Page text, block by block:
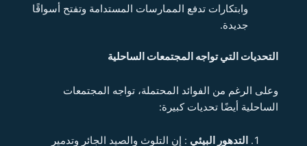
وابتكارات تدفع الممارسات المستدامة وتفتح أسواقًا
جديدة.
التحديات التي تواجه المجتمعات الساحلية
وعلى الرغم من الفوائد المحتملة، تواجه المجتمعات
الساحلية أيضًا تحديات كبيرة:
التدهور البيئي : إن التلوث والصيد الجائر وتدمير